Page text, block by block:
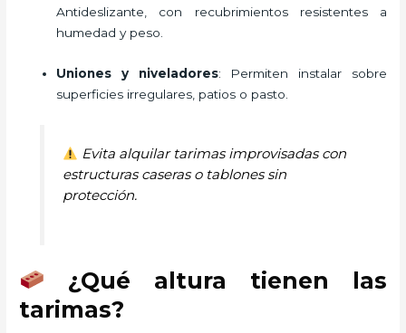
Antideslizante, con recubrimientos resistentes a
humedad y peso.
Uniones y niveladores: Permiten instalar sobre
superficies irregulares, patios o pasto.
Evita alquilar tarimas improvisadas con
estructuras caseras o tablones sin
protección.
¿Qué altura tienen las
tarimas?